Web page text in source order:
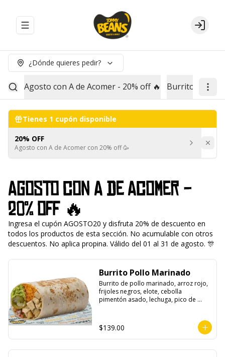
Abrir menu de navegación Login
¿Dónde quieres pedir?
Agosto con A de Acomer - 20% off 🔥 Burritos Red
Tienes 1 cupón disponible
20% OFF
Agosto con A de Acomer con 20% off 🥳
Agosto con A de Acomer -
20% off 🔥
Ingresa el cupón AGOSTO20 y disfruta 20% de descuento en
todos los productos de esta sección. No acumulable con otros
descuentos. No aplica propina. Válido del 01 al 31 de agosto. 🎊
Burrito Pollo Marinado
Burrito de pollo marinado, arroz rojo,
frijoles negros, elote, cebolla
pimentón asado, lechuga, pico de
$139.00